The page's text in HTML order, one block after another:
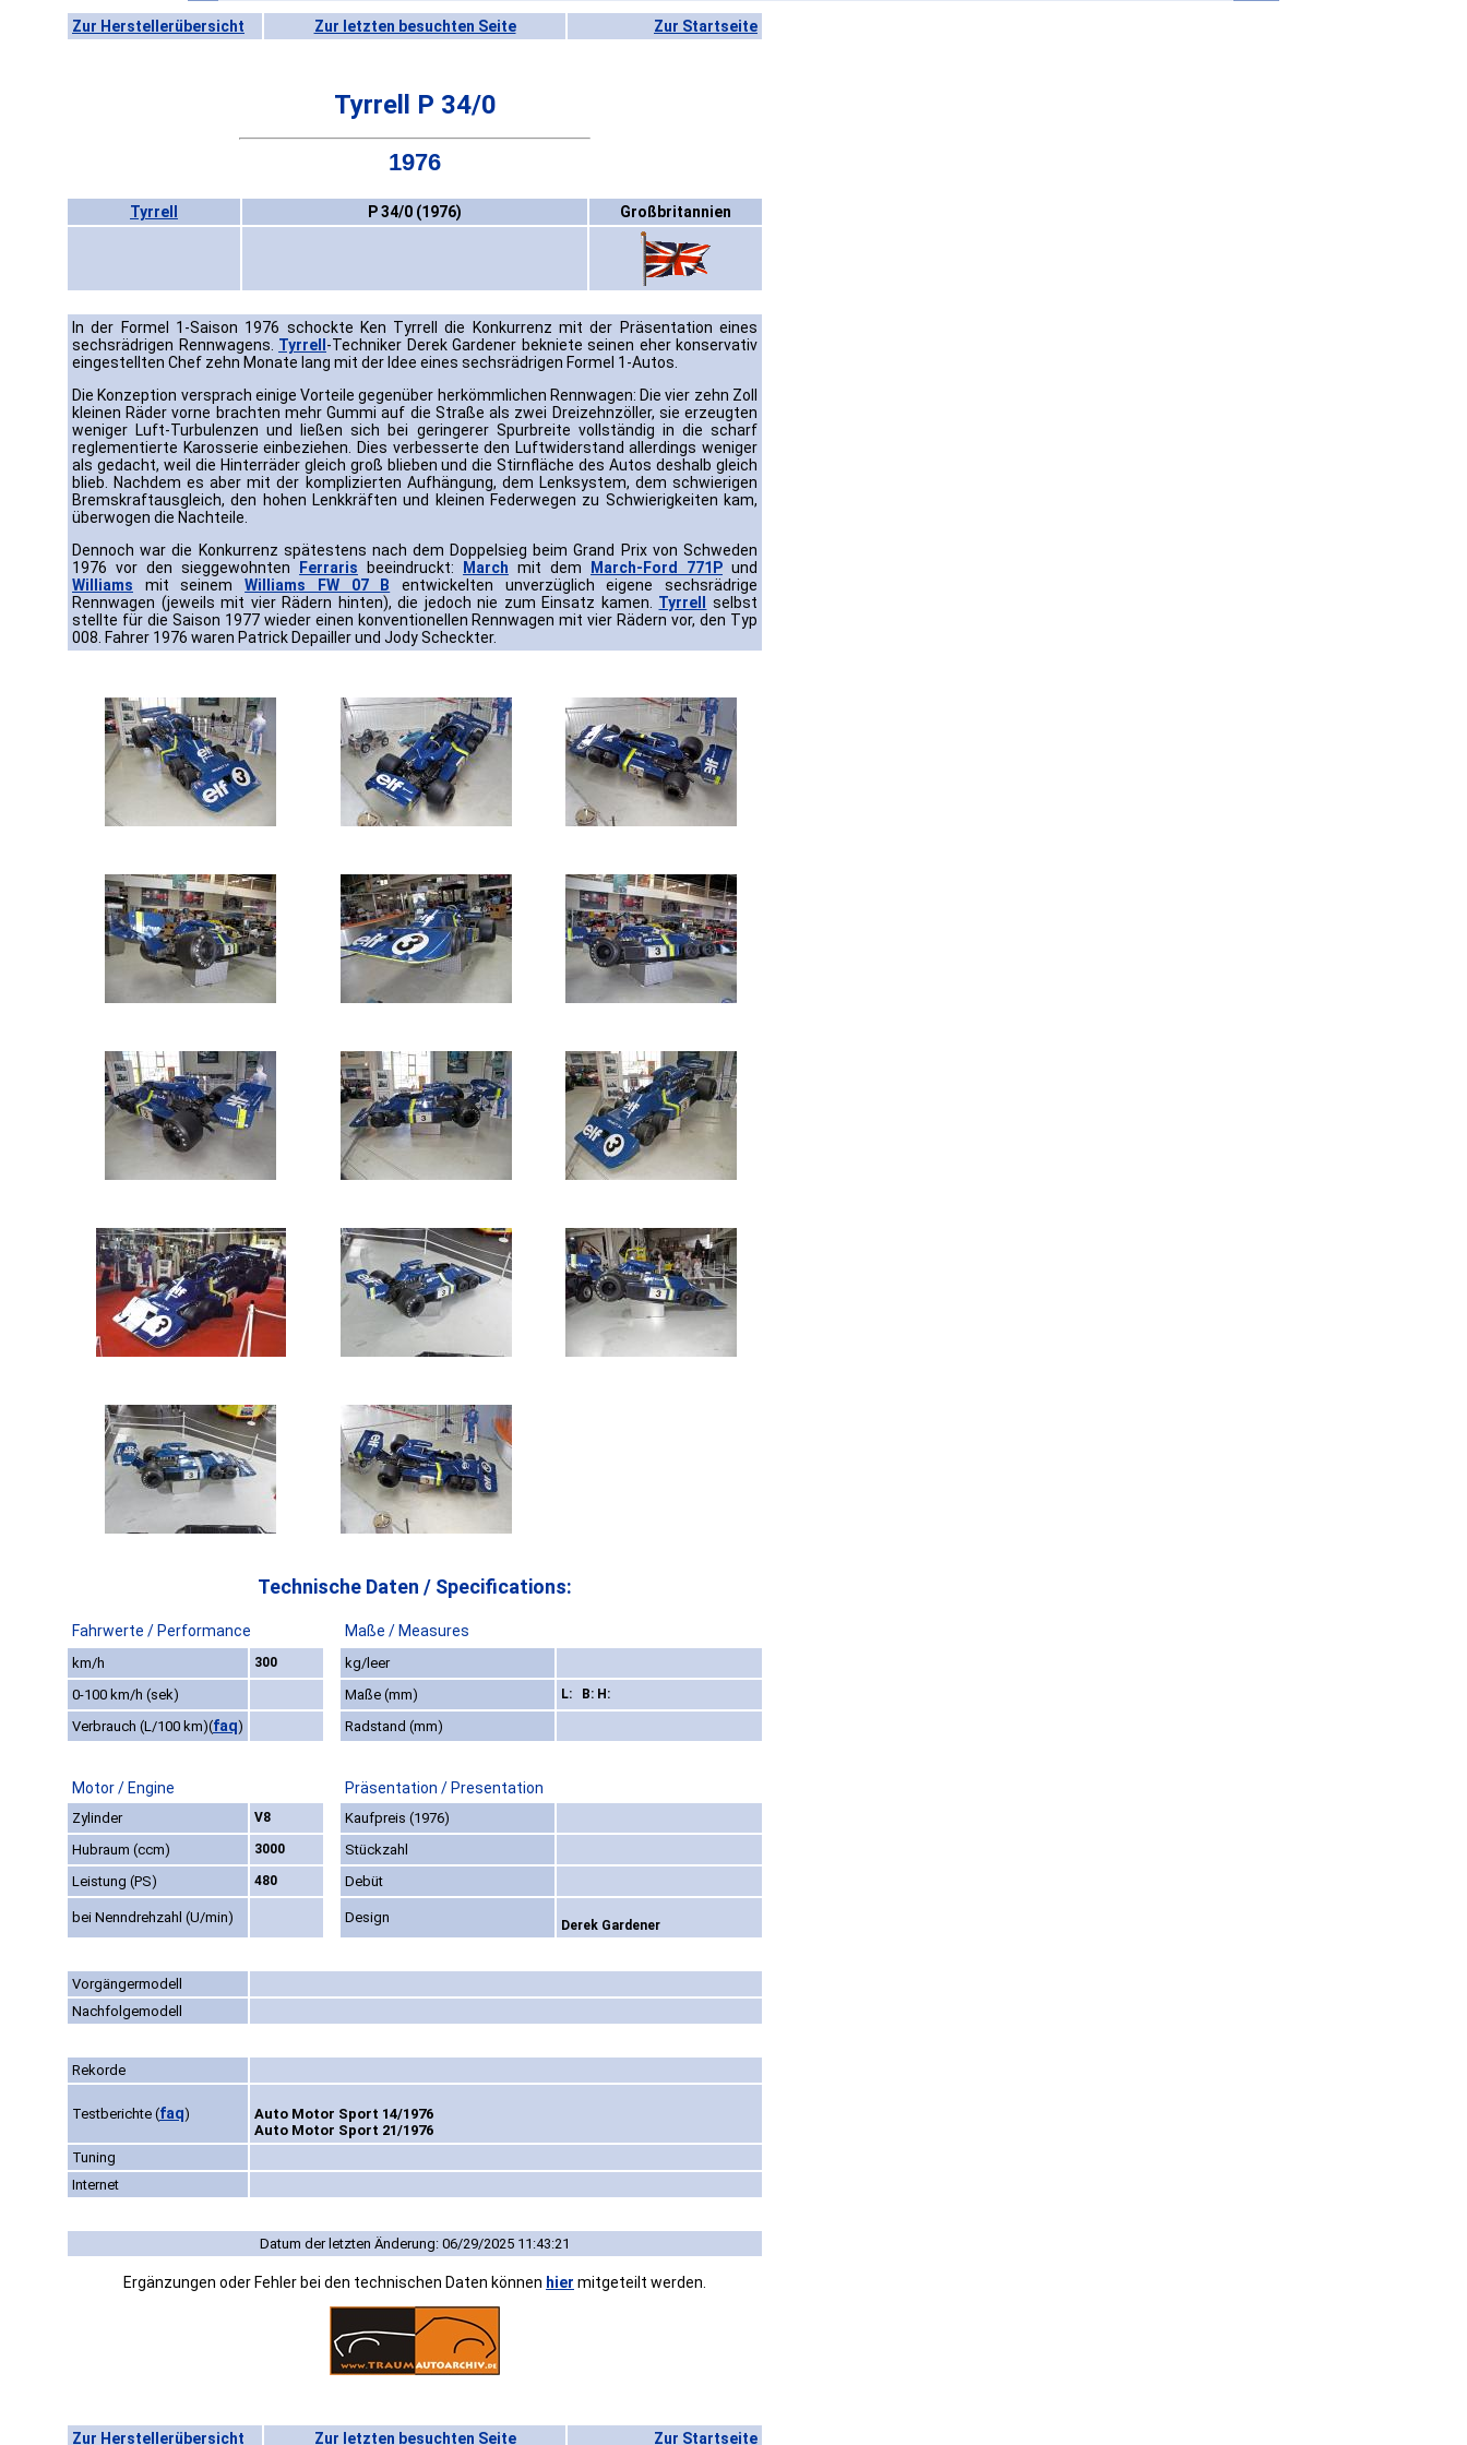
Zur Herstellerübersicht Zur letzten besuchten Seite Zur Startseite
Tyrrell P 34/0
1976
Tyrrell P 34/0 (1976) Großbritannien
In der Formel 1-Saison 1976 schockte Ken Tyrrell die Konkurrenz mit der Präsentation eines
sechsrädrigen Rennwagens. Tyrrell -Techniker Derek Gardener bekniete seinen eher konservativ
eingestellten Chef zehn Monate lang mit der Idee eines sechsrädrigen Formel 1-Autos.
Die Konzeption versprach einige Vorteile gegenüber herkömmlichen Rennwagen: Die vier zehn Zoll
kleinen Räder vorne brachten mehr Gummi auf die Straße als zwei Dreizehnzöller, sie erzeugten
weniger Luft-Turbulenzen und ließen sich bei geringerer Spurbreite vollständig in die scharf
reglementierte Karosserie einbeziehen. Dies verbesserte den Luftwiderstand allerdings weniger
als gedacht, weil die Hinterräder gleich groß blieben und die Stirnfläche des Autos deshalb gleich
blieb. Nachdem es aber mit der komplizierten Aufhängung, dem Lenksystem, dem schwierigen
Bremskraftausgleich, den hohen Lenkkräften und kleinen Federwegen zu Schwierigkeiten kam,
überwogen die Nachteile.
Dennoch war die Konkurrenz spätestens nach dem Doppelsieg beim Grand Prix von Schweden
1976 vor den sieggewohnten
Ferraris beeindruckt: March mit dem March-Ford 771P und
Williams mit seinemWilliams FW 07 B entwickelten unverzüglich eigene sechsrädrige
Rennwagen (jeweils mit vier Rädern hinten), die jedoch nie zum Einsatz kamen. Tyrrell
selbst
stellte für die Saison 1977 wieder einen konventionellen Rennwagen mit vier Rädern vor, den Typ
008. Fahrer 1976 waren Patrick Depailler und Jody Scheckter.
Technische Daten / Specifications:
Fahrwerte / Performance Maße / Measures
km/h 300
kg/leer
0-100 km/h (sek)
Maße (mm) L: B: H:
Verbrauch (L/100 km)(faq) Radstand (mm)
Motor / Engine Präsentation / Presentation
Zylinder V8
Kaufpreis (1976)
Hubraum (ccm)
3000
Stückzahl
Leistung (PS)
480 Debüt
bei Nenndrehzahl (U/min) Design Derek Gardener
Vorgängermodell
Nachfolgemodell
Rekorde
Testberichte (faq)
Auto Motor Sport 14/1976
Auto Motor Sport 21/1976
Tuning
Internet
Datum der letzten Änderung: 06/29/2025 11:43:21
Ergänzungen oder Fehler bei den technischen Daten können hier mitgeteilt werden.
Zur Herstellerübersicht Zur letzten besuchten Seite Zur Startseite